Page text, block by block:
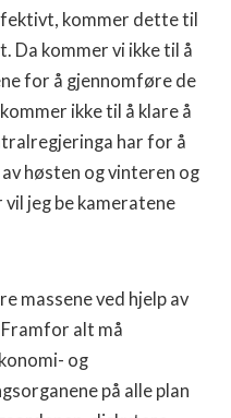
kommer dette til
Da kommer vi ikke til å
for å gjennomføre de
ikke til å klare å
har for å
høsten og vinteren og
jeg be kameratene
massene ved hjelp av
alt må
og
på alle plan